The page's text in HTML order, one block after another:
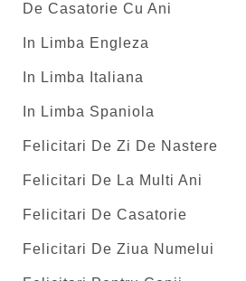
De Casatorie Cu Ani
In Limba Engleza
In Limba Italiana
In Limba Spaniola
Felicitari De Zi De Nastere
Felicitari De La Multi Ani
Felicitari De Casatorie
Felicitari De Ziua Numelui